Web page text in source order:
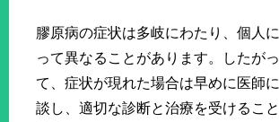
膠原病の症状は多岐にわたり、個人
って異なることがあります。したがっ
て、症状が現れた場合は早めに医師
談し、適切な診断と治療を受けるこ